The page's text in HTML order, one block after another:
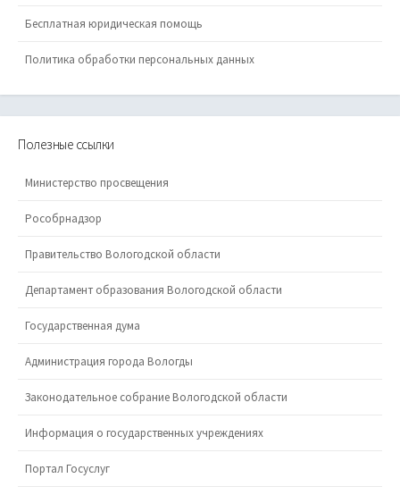
Бесплатная юридическая помощь
Политика обработки персональных данных
Полезные ссылки
Министерство просвещения
Рособрнадзор
Правительство Вологодской области
Департамент образования Вологодской области
Государственная дума
Администрация города Вологды
Законодательное собрание Вологодской области
Информация о государственных учреждениях
Портал Госуслуг